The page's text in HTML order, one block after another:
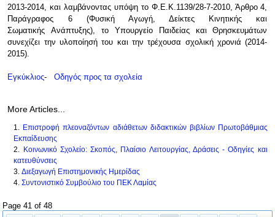
2013-2014, και λαμβάνοντας υπόψη το Φ.Ε.Κ.1139/28-7-2010, Άρθρο 4,
Παράγραφος 6 (Φυσική Αγωγή, Δείκτες Κινητικής και
Σωματικής Ανάπτυξης), το Υπουργείο Παιδείας και Θρησκευμάτων
συνεχίζει την υλοποίησή του και την τρέχουσα σχολική χρονιά (2014-
2015).
Εγκύκλιος-Οδηγός προς τα σχολεία
More Articles...
Επιστροφή πλεοναζόντων αδιάθετων διδακτικών βιβλίων Πρωτοβάθμιας
Εκπαίδευσης
Κοινωνικό Σχολείο: Σκοπός, Πλαίσιο Λειτουργίας, Δράσεις - Οδηγίες και
κατευθύνσεις
Διεξαγωγή Επιστημονικής Ημερίδας
Συντονιστικό Συμβούλιο του ΠΕΚ Λαμίας
Page 41 of 48